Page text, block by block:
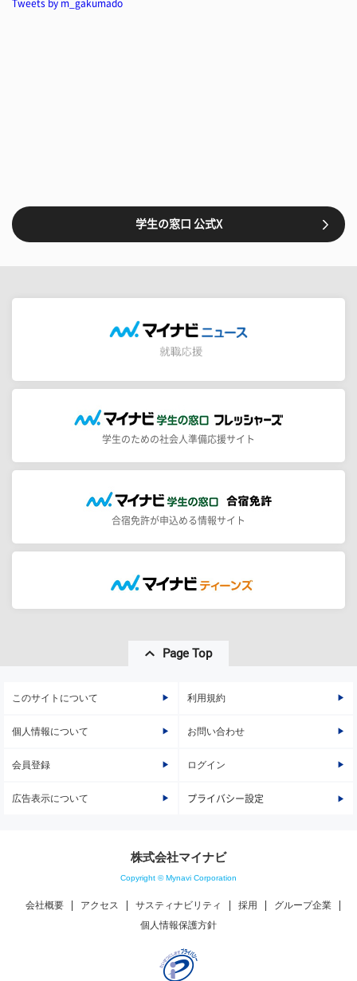
Tweets by m_gakumado
学生の窓口 公式X
学生のための社会人準備応援サイト
合宿免許が申込める情報サイト
Page Top
このサイトについて 利用規約
個人情報について お問い合わせ
会員登録 ログイン
広告表示について プライバシー設定
株式会社マイナビ
Copyright © Mynavi Corporation
会社概要 アクセス サスティナビリティ 採用
グループ企業
個人情報保護方針